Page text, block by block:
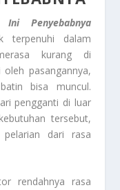
Ini Penyebabnya
terpenuhi dalam
kurang di
pasangannya,
bisa muncul.
pengganti di luar
tersebut,
pelarian dari rasa
rendahnya rasa